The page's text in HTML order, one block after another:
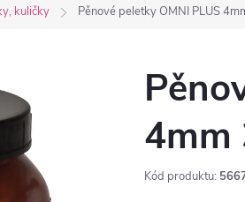
kuličky Pěnové peletky OMNI PLUS
4mm
Kód produktu: